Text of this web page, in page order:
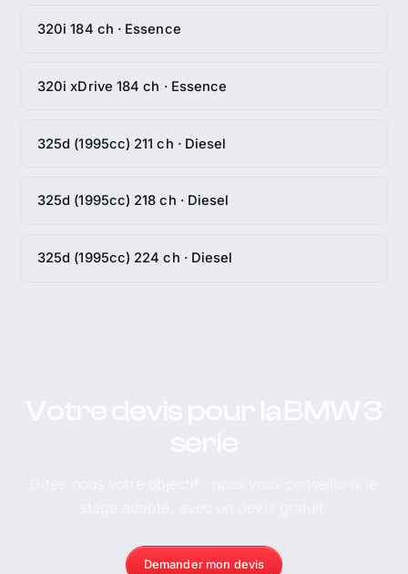
320i 184 ch · Essence
320i xDrive 184 ch · Essence
325d (1995cc) 211 ch · Diesel
325d (1995cc) 218 ch · Diesel
325d (1995cc) 224 ch · Diesel
Demander mon devis